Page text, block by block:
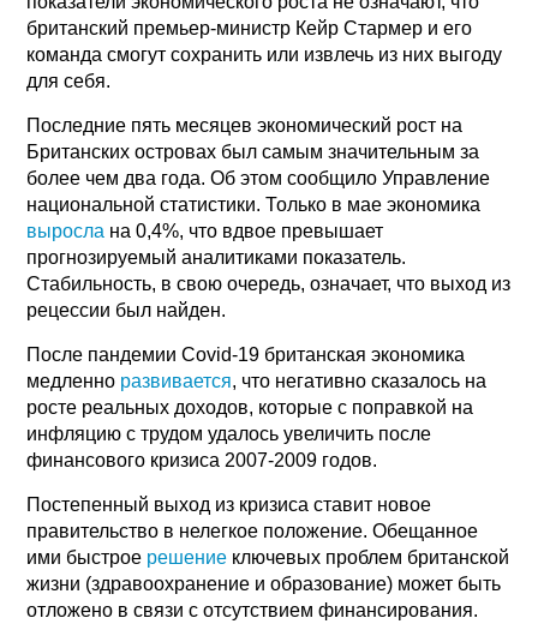
британский премьер-министр Кейр Стармер и его
команда смогут сохранить или извлечь из них выгоду
для себя.
Последние пять месяцев экономический рост на
Британских островах был самым значительным за
более чем два года. Об этом сообщило Управление
национальной статистики. Только в мае экономика
выросла на 0,4%, что вдвое превышает
прогнозируемый аналитиками показатель.
Стабильность, в свою очередь, означает, что выход из
рецессии был найден.
После пандемии Covid-19 британская экономика
медленно развивается, что негативно сказалось на
росте реальных доходов, которые с поправкой на
инфляцию с трудом удалось увеличить после
финансового кризиса 2007-2009 годов.
Постепенный выход из кризиса ставит новое
правительство в нелегкое положение. Обещанное
ими быстрое решение ключевых проблем британской
жизни (здравоохранение и образование) может быть
отложено в связи с отсутствием финансирования.